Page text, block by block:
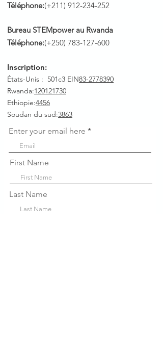
Téléphone:(+211) 912-234-252
Bureau STEMpower au Rwanda
Téléphone:(+250) 783-127-600
Inscription:
États-Unis : 501c3 EIN83-2778390
Rwanda:120121730
Ethiopie:4456
Soudan du sud:3863
Enter your email here
First Name
Last Name